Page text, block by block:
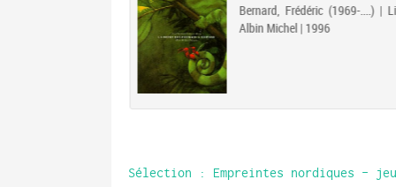
Bernard, Frédéric (1969-....) |
Albin Michel | 1996
Sélection : Empreintes nordiques -